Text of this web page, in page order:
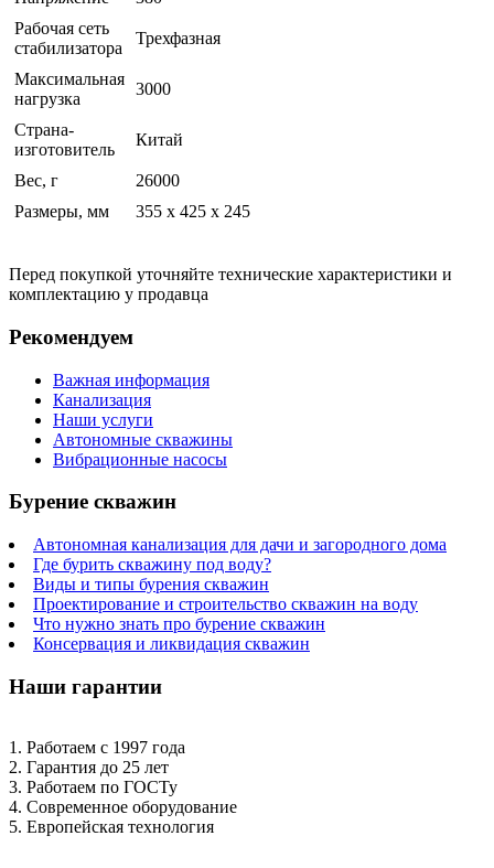
Рабочая сеть
стабилизатора
Трехфазная
Максимальная
нагрузка
3000
Страна-
изготовитель
Китай
Вес, г
26000
Размеры, мм
355 х 425 х 245
Перед покупкой уточняйте технические характеристики и
комплектацию у продавца
Рекомендуем
Важная информация
Канализация
Наши услуги
Автономные скважины
Вибрационные насосы
Бурение скважин
Автономная канализация для дачи и загородного дома
Где бурить скважину под воду?
Виды и типы бурения скважин
Проектирование и строительство скважин на воду
Что нужно знать про бурение скважин
Консервация и ликвидация скважин
Наши гарантии
1. Работаем с 1997 года
2. Гарантия до 25 лет
3. Работаем по ГОСТу
4. Современное оборудование
5. Европейская технология